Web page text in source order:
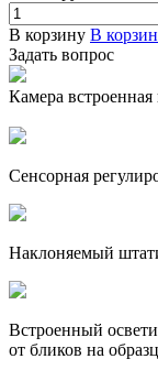
В корзину В
Задать вопрос
Камера
Сенсорная
Наклоняемый
Встроенный
от бликов на